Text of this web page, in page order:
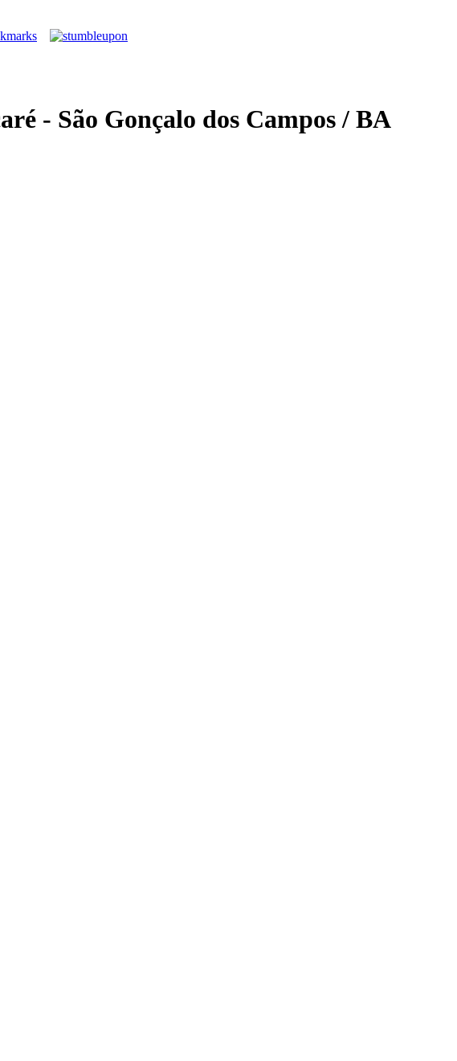
- São Gonçalo dos Campos / BA